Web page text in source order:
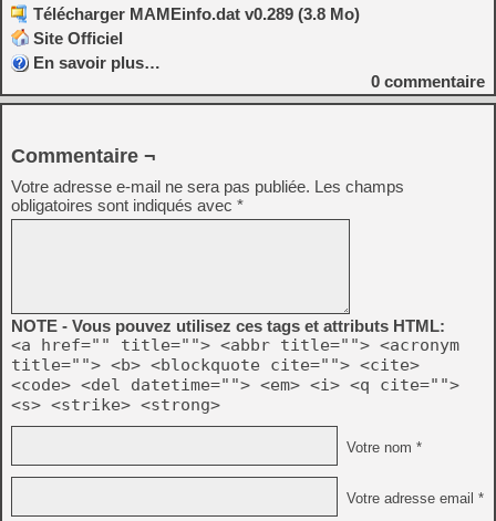
Télécharger MAMEinfo.dat v0.289 (3.8 Mo)
Site Officiel
En savoir plus…
0 commentaire
Commentaire ¬
Votre adresse e-mail ne sera pas publiée. Les champs
obligatoires sont indiqués avec *
NOTE - Vous pouvez utilisez ces tags et attributs HTML:
<a href="" title=""> <abbr title=""> <acronym
title=""> <b> <blockquote cite=""> <cite>
<code> <del datetime=""> <em> <i> <q cite="">
<s> <strike> <strong>
Votre nom *
Votre adresse email *